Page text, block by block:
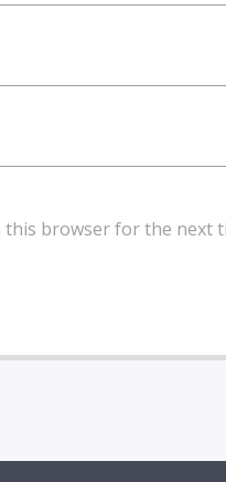
this browser for the next